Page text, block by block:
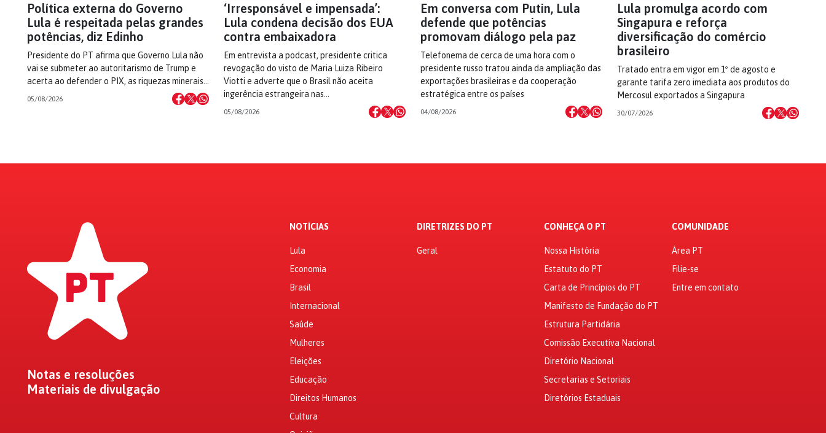
Política externa do Governo
Lula é respeitada pelas grandes
potências, diz Edinho
Presidente do PT afirma que Governo Lula não
vai se submeter ao autoritarismo de Trump e
acerta ao defender o PIX, as riquezas minerais…
05/08/2026
‘Irresponsável e impensada’:
Lula condena decisão dos EUA
contra embaixadora
Em entrevista a podcast, presidente critica
revogação do visto de Maria Luiza Ribeiro
Viotti e adverte que o Brasil não aceita
ingerência estrangeira nas…
05/08/2026
Em conversa com Putin, Lula
defende que potências
promovam diálogo pela paz
Telefonema de cerca de uma hora com o
presidente russo tratou ainda da ampliação das
exportações brasileiras e da cooperação
estratégica entre os países
04/08/2026
Lula promulga acordo com
Singapura e reforça
diversificação do comércio
brasileiro
Tratado entra em vigor em 1º de agosto e
garante tarifa zero imediata aos produtos do
Mercosul exportados a Singapura
30/07/2026
Notas e resoluções
Materiais de divulgação
NOTÍCIAS
Lula
Economia
Brasil
Internacional
Saúde
Mulheres
Eleições
Educação
Direitos Humanos
Cultura
DIRETRIZES DO PT
Geral
CONHEÇA O PT
Nossa História
Estatuto do PT
Carta de Princípios do PT
Manifesto de Fundação do PT
Estrutura Partidária
Comissão Executiva Nacional
Diretório Nacional
Secretarias e Setoriais
Diretórios Estaduais
COMUNIDADE
Área PT
Filie-se
Entre em contato